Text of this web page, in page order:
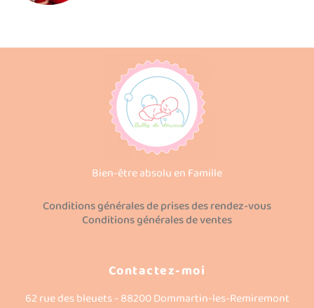
Bien-être absolu en Famille
Conditions générales de prises des rendez-vous
Conditions générales de ventes
Contactez-moi
62 rue des bleuets - 88200 Dommartin-les-Remiremont